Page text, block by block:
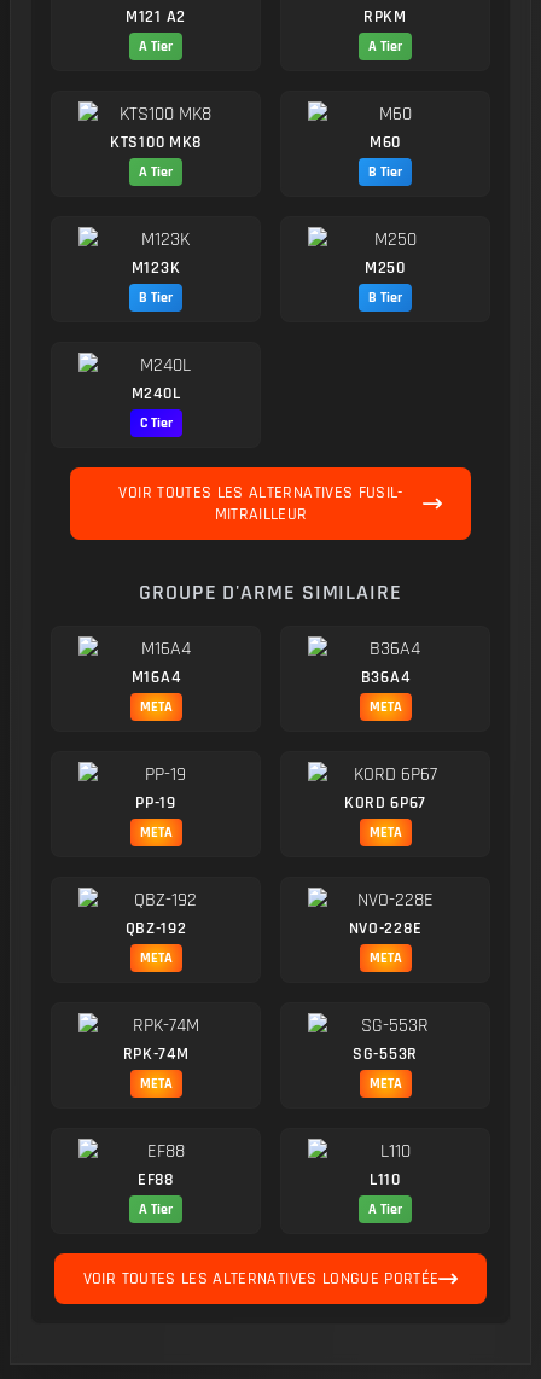
M121 A2
A Tier
RPKM
A Tier
KTS100 MK8
A Tier
M60
B Tier
M123K
B Tier
M250
B Tier
M240L
C Tier
VOIR TOUTES LES ALTERNATIVES FUSIL-
MITRAILLEUR
GROUPE D'ARME SIMILAIRE
M16A4
META
B36A4
META
PP-19
META
KORD 6P67
META
QBZ-192
META
NVO-228E
META
RPK-74M
META
SG-553R
META
EF88
A Tier
L110
A Tier
VOIR TOUTES LES ALTERNATIVES LONGUE PORTÉE